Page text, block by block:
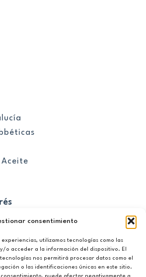
consentimiento
utilizamos tecnologías como las
o acceder a la información del dispositivo. El
nos permitirá procesar datos como el
o las identificaciones únicas en este sitio.